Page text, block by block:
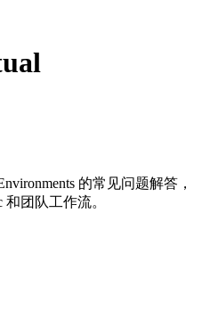
的常见问题解答，
团队工作流。